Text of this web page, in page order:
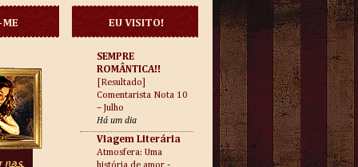
EU VISITO!
SEMPRE
ROMÂNTICA!!
[Resultado]
Comentarista Nota 10
– Julho
Há um dia
Viagem Literária
Atmosfera: Uma